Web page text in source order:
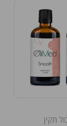
תקין